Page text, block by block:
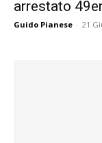
arrestato
Guido Pianese - 21